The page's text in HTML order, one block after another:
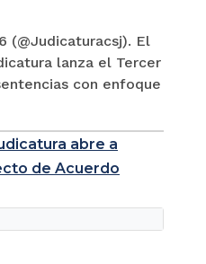
(@Judicaturacsj). El
lanza el Tercer
con enfoque
abre a
de Acuerdo